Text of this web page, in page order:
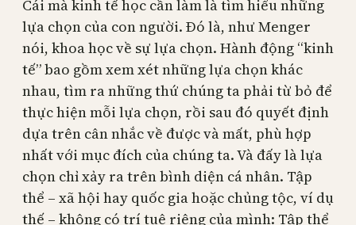
Cái mà kinh tế học cần làm là tìm hiểu những
lựa chọn của con người. Đó là, như Menger
nói, khoa học về sự lựa chọn. Hành động “kinh
tế” bao gồm xem xét những lựa chọn khác
nhau, tìm ra những thứ chúng ta phải từ bỏ để
thực hiện mỗi lựa chọn, rồi sau đó quyết định
dựa trên cân nhắc về được và mất, phù hợp
nhất với mục đích của chúng ta. Và đấy là lựa
chọn chỉ xảy ra trên bình diện cá nhân. Tập
thể – xã hội hay quốc gia hoặc chủng tộc, ví dụ
thế – không có trí tuệ riêng của mình: Tập thể